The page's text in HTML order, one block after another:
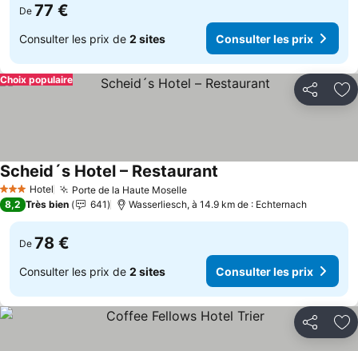
De 77 €
Consulter les prix de 2 sites Consulter les prix
Partager
Choix populaire
3 ÉtoilesHotel Porte de la Haute Moselle
Scheid´s Hotel – Restaurant
8,2 Très bien 641 Wasserliesch, à 14.9 km de : Echternach
De 78 €
Consulter les prix de 2 sites Consulter les prix
Partager